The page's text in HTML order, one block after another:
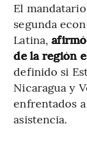
El
segunda
Latina,
de la región
definido si
Nicaragua y
enfrentados
asistencia.